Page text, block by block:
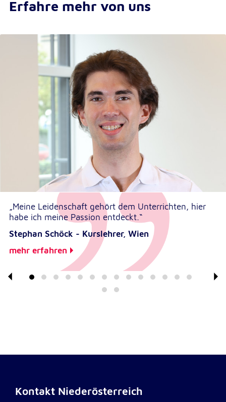
Erfahre mehr von uns
„Meine Leidenschaft gehört dem Unterrichten, hier
habe ich meine Passion entdeckt.“
Stephan Schöck - Kurslehrer, Wien
mehr erfahren
Kontakt Niederösterreich